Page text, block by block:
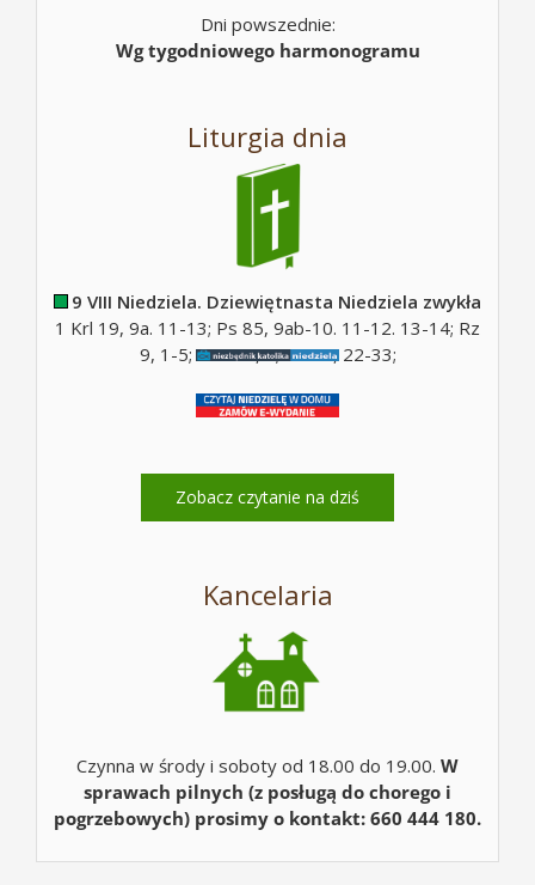
Dni powszednie:
Wg tygodniowego harmonogramu
Liturgia dnia
9 VIII Niedziela. Dziewiętnasta Niedziela zwykła
1 Krl 19, 9a. 11-13; Ps 85, 9ab-10. 11-12. 13-14; Rz
9, 1-5; Ps 130, 5; Mt 14, 22-33;
Zobacz czytanie na dziś
Kancelaria
Czynna w środy i soboty od 18.00 do 19.00. W
sprawach pilnych (z posługą do chorego i
pogrzebowych) prosimy o kontakt: 660 444 180.